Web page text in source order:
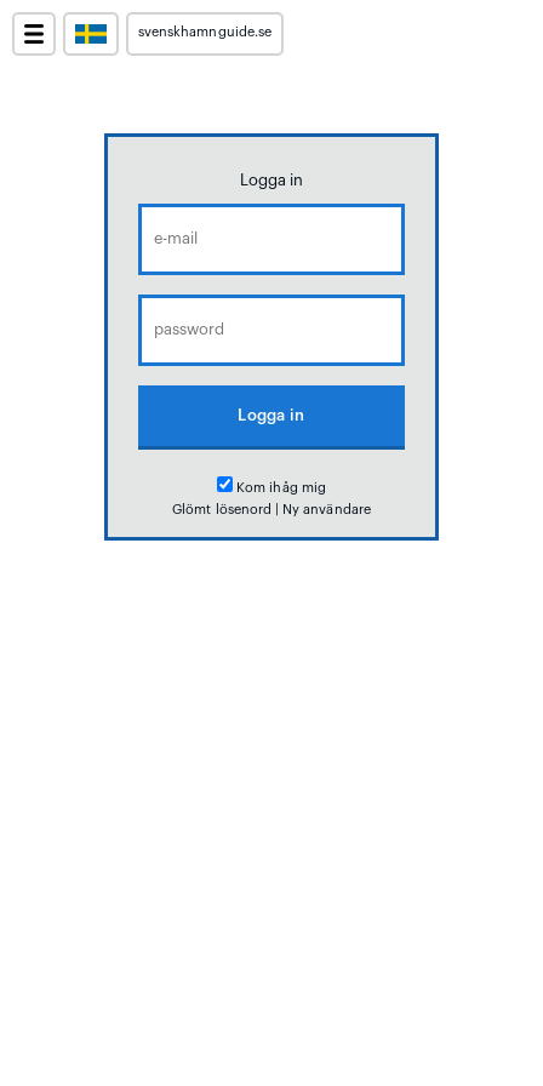
svenskhamnguide.se
Logga in
Kom ihåg mig
Glömt lösenord
Ny användare